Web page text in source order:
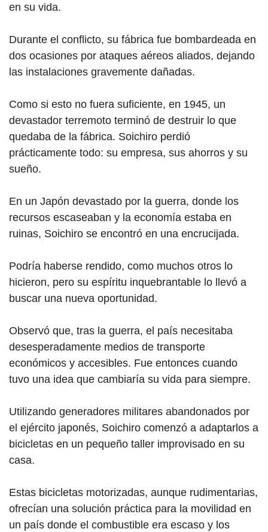
en su vida.
Durante el conflicto, su fábrica fue bombardeada en
dos ocasiones por ataques aéreos aliados, dejando
las instalaciones gravemente dañadas.
Como si esto no fuera suficiente, en 1945, un
devastador terremoto terminó de destruir lo que
quedaba de la fábrica. Soichiro perdió
prácticamente todo: su empresa, sus ahorros y su
sueño.
En un Japón devastado por la guerra, donde los
recursos escaseaban y la economía estaba en
ruinas, Soichiro se encontró en una encrucijada.
Podría haberse rendido, como muchos otros lo
hicieron, pero su espíritu inquebrantable lo llevó a
buscar una nueva oportunidad.
Observó que, tras la guerra, el país necesitaba
desesperadamente medios de transporte
económicos y accesibles. Fue entonces cuando
tuvo una idea que cambiaría su vida para siempre.
Utilizando generadores militares abandonados por
el ejército japonés, Soichiro comenzó a adaptarlos a
bicicletas en un pequeño taller improvisado en su
casa.
Estas bicicletas motorizadas, aunque rudimentarias,
ofrecían una solución práctica para la movilidad en
un país donde el combustible era escaso y los